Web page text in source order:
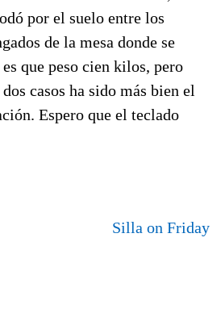
por el suelo entre los
de la mesa donde se
que peso cien kilos, pero
casos ha sido más bien el
Espero que el teclado
Silla on Friday